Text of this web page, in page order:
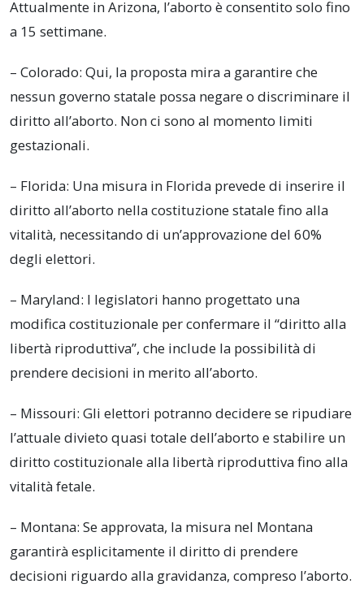
Attualmente in Arizona, l’aborto è consentito solo fino
a 15 settimane.
– Colorado: Qui, la proposta mira a garantire che
nessun governo statale possa negare o discriminare il
diritto all’aborto. Non ci sono al momento limiti
gestazionali.
– Florida: Una misura in Florida prevede di inserire il
diritto all’aborto nella costituzione statale fino alla
vitalità, necessitando di un’approvazione del 60%
degli elettori.
– Maryland: I legislatori hanno progettato una
modifica costituzionale per confermare il “diritto alla
libertà riproduttiva”, che include la possibilità di
prendere decisioni in merito all’aborto.
– Missouri: Gli elettori potranno decidere se ripudiare
l’attuale divieto quasi totale dell’aborto e stabilire un
diritto costituzionale alla libertà riproduttiva fino alla
vitalità fetale.
– Montana: Se approvata, la misura nel Montana
garantirà esplicitamente il diritto di prendere
decisioni riguardo alla gravidanza, compreso l’aborto.